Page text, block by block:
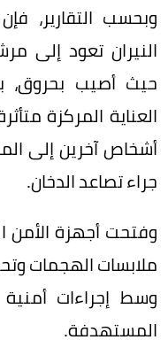
وبحسب التقارير،
النيران تعود إلى
حيث أصيب بحروق،
العناية المركزة
أشخاص آخرين إلى
جراء تصاعد الدخان.
وفتحت أجهزة الأمن
ملابسات الهجمات
وسط إجراءات
المستهدفة.